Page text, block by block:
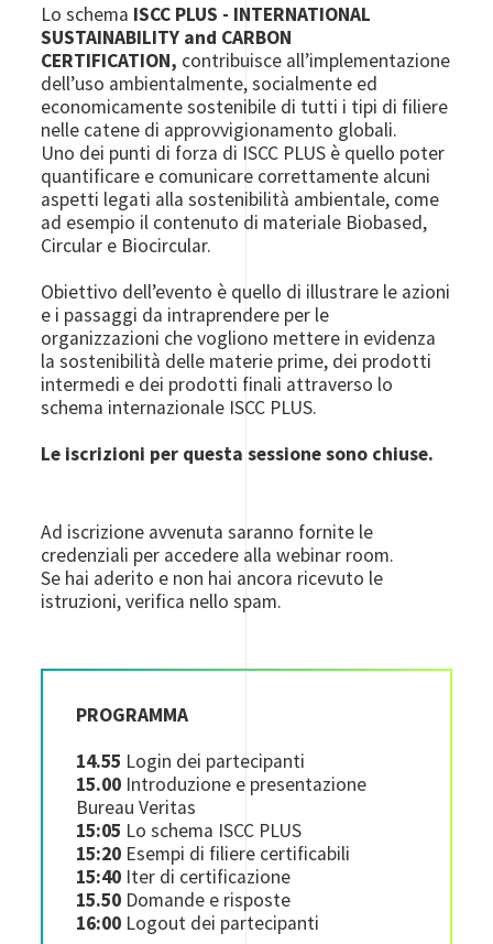
Lo schema ISCC PLUS - INTERNATIONAL
SUSTAINABILITY and CARBON
CERTIFICATION, contribuisce all’implementazione
dell’uso ambientalmente, socialmente ed
economicamente sostenibile di tutti i tipi di filiere
nelle catene di approvvigionamento globali.
Uno dei punti di forza di ISCC PLUS è quello poter
quantificare e comunicare correttamente alcuni
aspetti legati alla sostenibilità ambientale, come
ad esempio il contenuto di materiale Biobased,
Circular e Biocircular.
Obiettivo dell’evento è quello di illustrare le azioni
e i passaggi da intraprendere per le
organizzazioni che vogliono mettere in evidenza
la sostenibilità delle materie prime, dei prodotti
intermedi e dei prodotti finali attraverso lo
schema internazionale ISCC PLUS.
Le iscrizioni per questa sessione sono chiuse.
Ad iscrizione avvenuta saranno fornite le
credenziali per accedere alla webinar room.
Se hai aderito e non hai ancora ricevuto le
istruzioni, verifica nello spam.
PROGRAMMA
14.55 Login dei partecipanti
15.00 Introduzione e presentazione
Bureau Veritas
15:05 Lo schema ISCC PLUS
15:20 Esempi di filiere certificabili
15:40 Iter di certificazione
15.50 Domande e risposte
16:00 Logout dei partecipanti